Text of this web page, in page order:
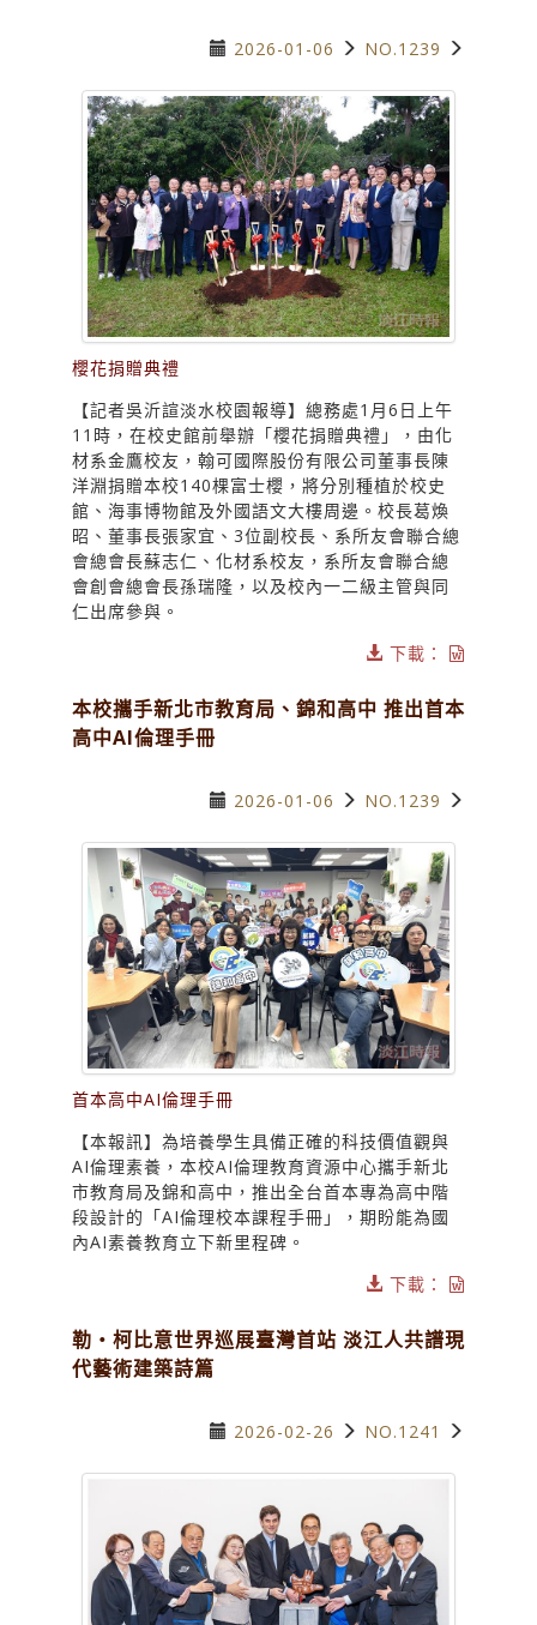
2026-01-06 NO.1239
櫻花捐贈典禮
【記者吳沂諠淡水校園報導】總務處1月6日上午
11時，在校史館前舉辦「櫻花捐贈典禮」，由化
材系金鷹校友，翰可國際股份有限公司董事長陳
洋淵捐贈本校140棵富士櫻，將分別種植於校史
館、海事博物館及外國語文大樓周邊。校長葛煥
昭、董事長張家宜、3位副校長、系所友會聯合總
會總會長蘇志仁、化材系校友，系所友會聯合總
會創會總會長孫瑞隆，以及校內一二級主管與同
仁出席參與。
下載：
本校攜手新北市教育局、錦和高中 推出首本
高中AI倫理手冊
2026-01-06 NO.1239
首本高中AI倫理手冊
【本報訊】為培養學生具備正確的科技價值觀與
AI倫理素養，本校AI倫理教育資源中心攜手新北
市教育局及錦和高中，推出全台首本專為高中階
段設計的「AI倫理校本課程手冊」，期盼能為國
內AI素養教育立下新里程碑。
下載：
勒・柯比意世界巡展臺灣首站 淡江人共譜現
代藝術建築詩篇
2026-02-26 NO.1241